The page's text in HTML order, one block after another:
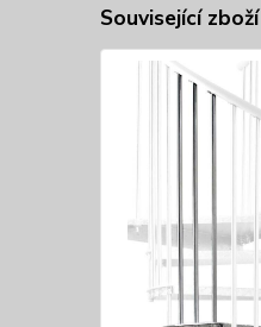
Související zboží